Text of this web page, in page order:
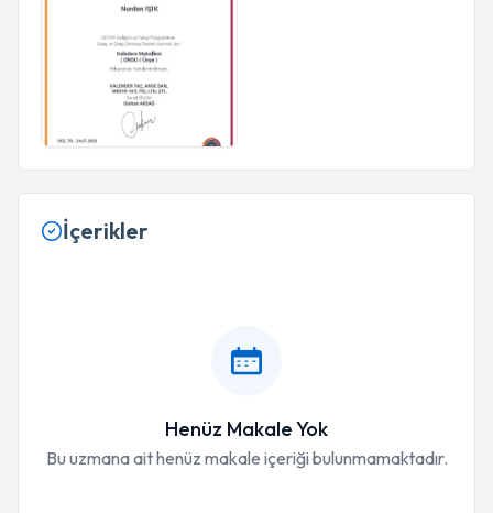
İçerikler
Henüz Makale Yok
Bu uzmana ait henüz makale içeriği bulunmamaktadır.